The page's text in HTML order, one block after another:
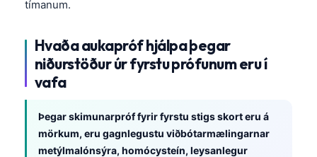
tímanum.
Hvaða aukapróf hjálpa þegar
niðurstöður úr fyrstu prófunum eru í
vafa
Þegar skimunarpróf fyrir fyrstu stigs skort eru á
mörkum, eru gagnlegustu viðbótarmælingarnar
metýlmalónsýra, homócysteín, leysanlegur
తెలుగు
தமிழ்
ಕನ್ನಡ
മലയാളം